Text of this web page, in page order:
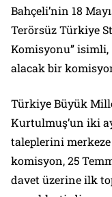
Bahçeli’nin 18
Terörsüz Türkiye
Komisyonu”
alacak bir
Türkiye Büyük
Kurtulmuş’un iki
taleplerini
komisyon, 25
davet üzerine ilk